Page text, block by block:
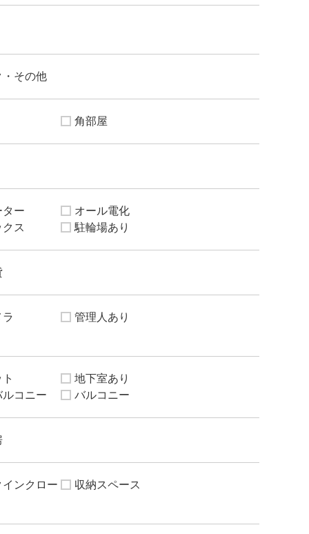
・その他
角部屋
ター
オール電化
ス 駐輪場あり
ラ 管理人あり
地下室あり
ルコニー バルコニー
インクロー
収納スペース